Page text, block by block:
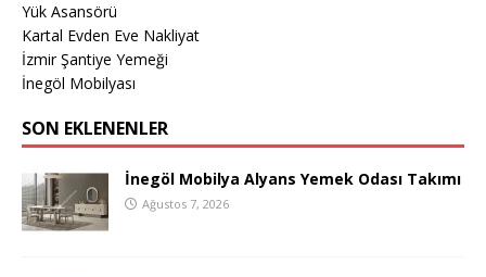
Yük Asansörü
Kartal Evden Eve Nakliyat
İzmir Şantiye Yemeği
İnegöl Mobilyası
SON EKLENENLER
İnegöl Mobilya Alyans Yemek Odası Takımı
Ağustos 7, 2026